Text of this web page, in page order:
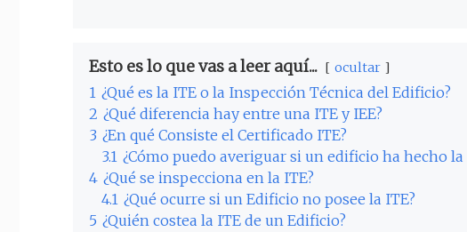
Esto es lo que vas a leer aquí... ocultar
1 ¿Qué es la ITE o la Inspección Técnica del Edificio?
2 ¿Qué diferencia hay entre una ITE y IEE?
3 ¿En qué Consiste el Certificado ITE?
3.1 ¿Cómo puedo averiguar si un edificio ha hecho la
4 ¿Qué se inspecciona en la ITE?
4.1 ¿Qué ocurre si un Edificio no posee la ITE?
5 ¿Quién costea la ITE de un Edificio?